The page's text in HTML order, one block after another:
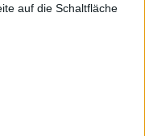
auf die Schaltfläche
3/10